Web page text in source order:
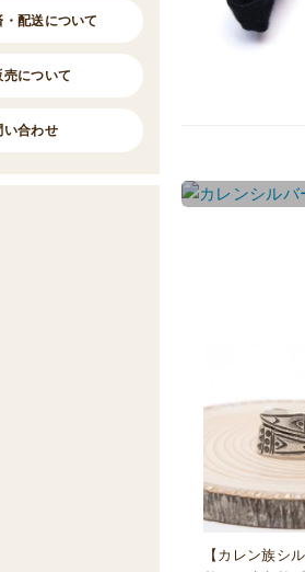
【カレン族シ
・配送について
売について
い合わせ